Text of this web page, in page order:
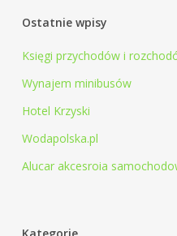
Ostatnie wpisy
Księgi przychodów i
Wynajem minibusów
Hotel Krzyski
Wodapolska.pl
Alucar akcesroia